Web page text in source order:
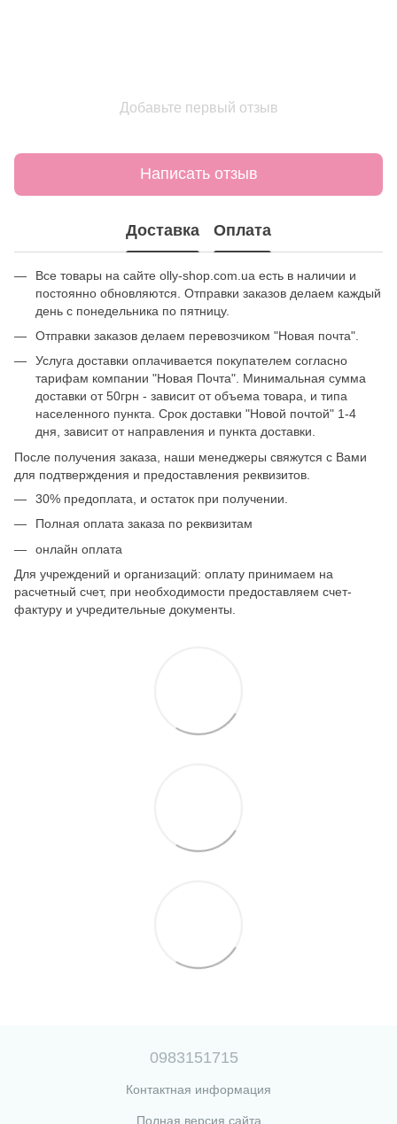
Добавьте первый отзыв
Написать отзыв
Доставка Оплата
Все товары на сайте olly-shop.com.ua есть в наличии и
постоянно обновляются. Отправки заказов делаем каждый
день с понедельника по пятницу.
Отправки заказов делаем перевозчиком "Новая почта".
Услуга доставки оплачивается покупателем согласно
тарифам компании "Новая Почта". Минимальная сумма
доставки от 50грн - зависит от объема товара, и типа
населенного пункта. Срок доставки "Новой почтой" 1-4
дня, зависит от направления и пункта доставки.
После получения заказа, наши менеджеры свяжутся с Вами
для подтверждения и предоставления реквизитов.
30% предоплата, и остаток при получении.
Полная оплата заказа по реквизитам
онлайн оплата
Для учреждений и организаций: оплату принимаем на
расчетный счет, при необходимости предоставляем счет-
фактуру и учредительные документы.
0983151715
Контактная информация
Полная версия сайта